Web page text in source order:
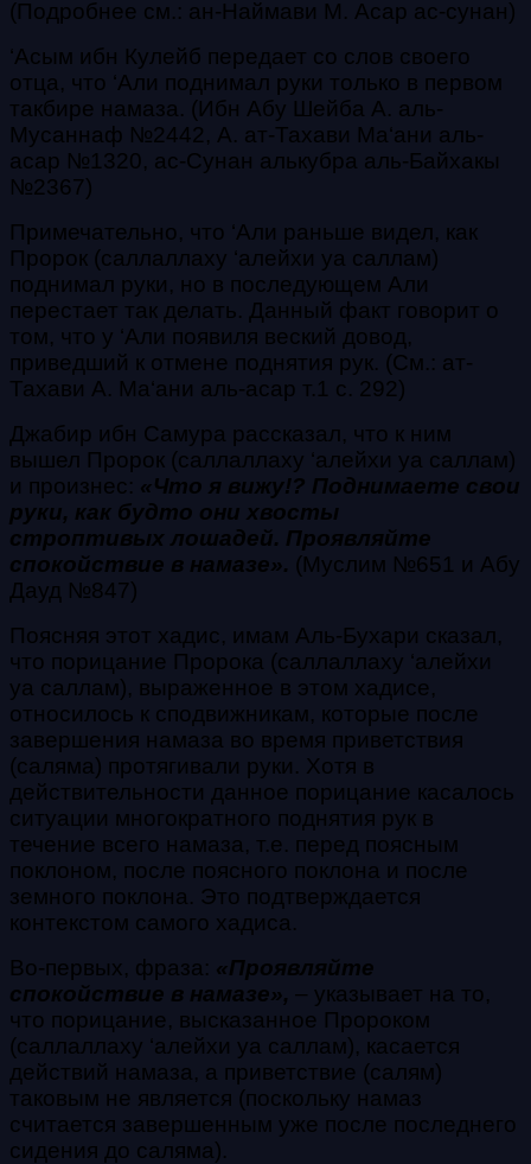
(Подробнее см.: ан-Наймави М. Асар ас-сунан)
‘Асым ибн Кулейб передает со слов своего
отца, что ‘Али поднимал руки только в первом
такбире намаза. (Ибн Абу Шейба А. аль-
Мусаннаф №2442, А. ат-Тахави Ма‘ани аль-
асар №1320, ас-Сунан алькубра аль-Байхакы
№2367)
Примечательно, что ‘Али раньше видел, как
Пророк (саллаллаху ‘алейхи уа саллам)
поднимал руки, но в последующем Али
перестает так делать. Данный факт говорит о
том, что у ‘Али появиля веский довод,
приведший к отмене поднятия рук. (См.: ат-
Тахави А. Ма‘ани аль-асар т.1 с. 292)
Джабир ибн Самура рассказал, что к ним
вышел Пророк (саллаллаху ‘алейхи уа саллам)
и произнес: «Что я вижу!? Поднимаете свои
руки, как будто они хвосты
строптивых лошадей. Проявляйте
спокойствие в намазе». (Муслим №651 и Абу
Дауд №847)
Поясняя этот хадис, имам Аль-Бухари сказал,
что порицание Пророка (саллаллаху ‘алейхи
уа саллам), выраженное в этом хадисе,
относилось к сподвижникам, которые после
завершения намаза во время приветствия
(саляма) протягивали руки. Хотя в
действительности данное порицание касалось
ситуации многократного поднятия рук в
течение всего намаза, т.е. перед поясным
поклоном, после поясного поклона и после
земного поклона. Это подтверждается
контекстом самого хадиса.
Во-первых, фраза: «Проявляйте
спокойствие в намазе», – указывает на то,
что порицание, высказанное Пророком
(саллаллаху ‘алейхи уа саллам), касается
действий намаза, а приветствие (салям)
таковым не является (поскольку намаз
считается завершенным уже после последнего
сидения до саляма).